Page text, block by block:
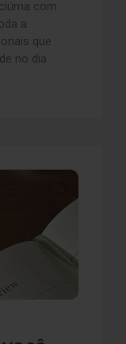
com
a
que
no dia